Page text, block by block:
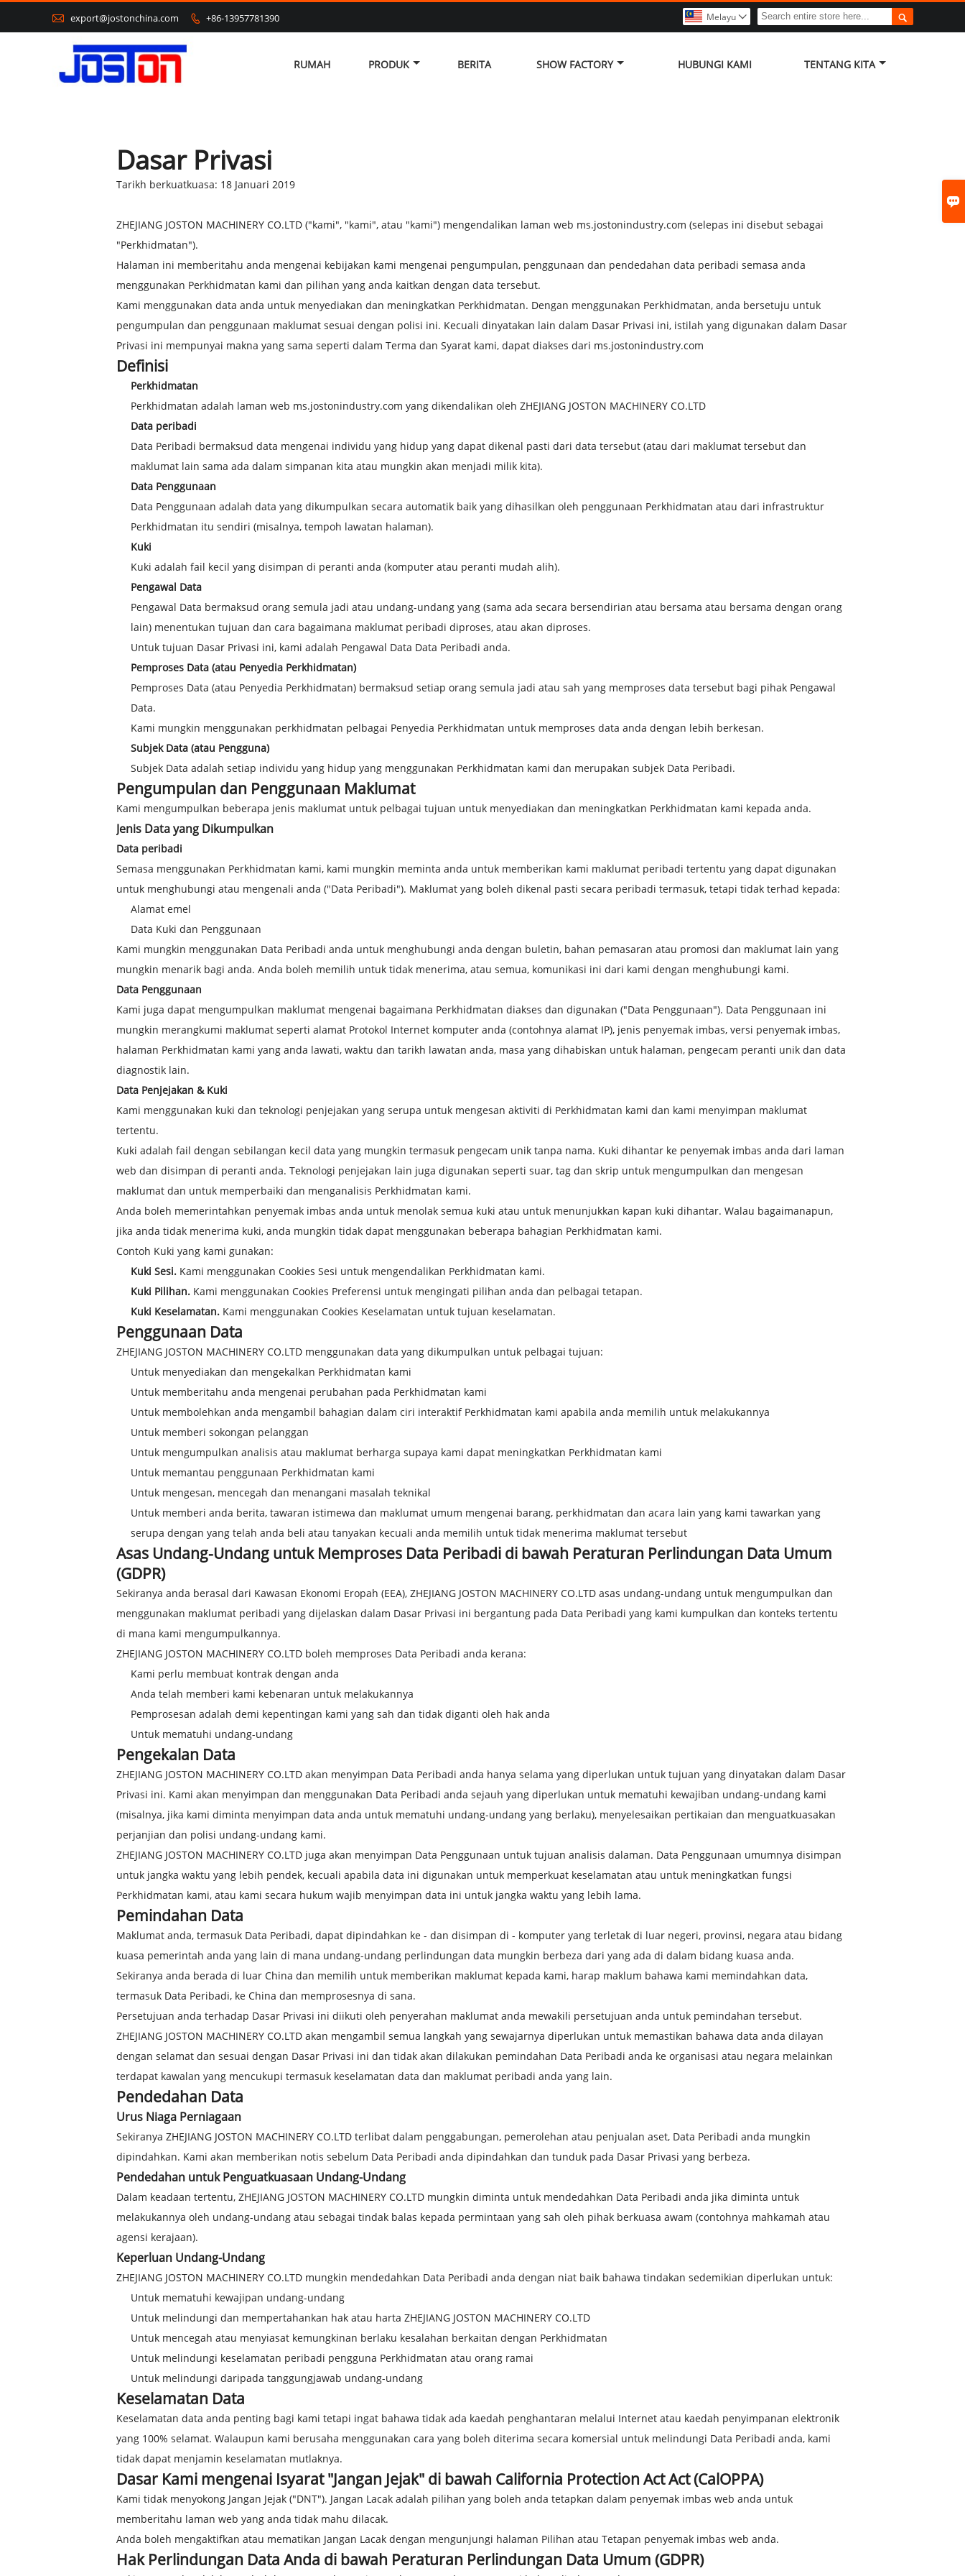

 export@jostonchina.com  +86-13957781390 
Melayu 
RUMAH PRODUK BERITA SHOW FACTORY HUBUNGI KAMI TENTANG KITA
Dasar Privasi
Tarikh berkuatkuasa: 18 Januari 2019
ZHEJIANG JOSTON MACHINERY CO.LTD ("kami", "kami", atau "kami") mengendalikan laman web ms.jostonindustry.com (selepas ini disebut sebagai
"Perkhidmatan").
Halaman ini memberitahu anda mengenai kebijakan kami mengenai pengumpulan, penggunaan dan pendedahan data peribadi semasa anda
menggunakan Perkhidmatan kami dan pilihan yang anda kaitkan dengan data tersebut.
Kami menggunakan data anda untuk menyediakan dan meningkatkan Perkhidmatan. Dengan menggunakan Perkhidmatan, anda bersetuju untuk
pengumpulan dan penggunaan maklumat sesuai dengan polisi ini. Kecuali dinyatakan lain dalam Dasar Privasi ini, istilah yang digunakan dalam Dasar
Privasi ini mempunyai makna yang sama seperti dalam Terma dan Syarat kami, dapat diakses dari ms.jostonindustry.com
Definisi
Perkhidmatan
Perkhidmatan adalah laman web ms.jostonindustry.com yang dikendalikan oleh ZHEJIANG JOSTON MACHINERY CO.LTD
Data peribadi
Data Peribadi bermaksud data mengenai individu yang hidup yang dapat dikenal pasti dari data tersebut (atau dari maklumat tersebut dan
maklumat lain sama ada dalam simpanan kita atau mungkin akan menjadi milik kita).
Data Penggunaan
Data Penggunaan adalah data yang dikumpulkan secara automatik baik yang dihasilkan oleh penggunaan Perkhidmatan atau dari infrastruktur
Perkhidmatan itu sendiri (misalnya, tempoh lawatan halaman).
Kuki
Kuki adalah fail kecil yang disimpan di peranti anda (komputer atau peranti mudah alih).
Pengawal Data
Pengawal Data bermaksud orang semula jadi atau undang-undang yang (sama ada secara bersendirian atau bersama atau bersama dengan orang
lain) menentukan tujuan dan cara bagaimana maklumat peribadi diproses, atau akan diproses.
Untuk tujuan Dasar Privasi ini, kami adalah Pengawal Data Data Peribadi anda.
Pemproses Data (atau Penyedia Perkhidmatan)
Pemproses Data (atau Penyedia Perkhidmatan) bermaksud setiap orang semula jadi atau sah yang memproses data tersebut bagi pihak Pengawal
Data.
Kami mungkin menggunakan perkhidmatan pelbagai Penyedia Perkhidmatan untuk memproses data anda dengan lebih berkesan.
Subjek Data (atau Pengguna)
Subjek Data adalah setiap individu yang hidup yang menggunakan Perkhidmatan kami dan merupakan subjek Data Peribadi.
Pengumpulan dan Penggunaan Maklumat
Kami mengumpulkan beberapa jenis maklumat untuk pelbagai tujuan untuk menyediakan dan meningkatkan Perkhidmatan kami kepada anda.
Jenis Data yang Dikumpulkan
Data peribadi
Semasa menggunakan Perkhidmatan kami, kami mungkin meminta anda untuk memberikan kami maklumat peribadi tertentu yang dapat digunakan
untuk menghubungi atau mengenali anda ("Data Peribadi"). Maklumat yang boleh dikenal pasti secara peribadi termasuk, tetapi tidak terhad kepada:
Alamat emel
Data Kuki dan Penggunaan
Kami mungkin menggunakan Data Peribadi anda untuk menghubungi anda dengan buletin, bahan pemasaran atau promosi dan maklumat lain yang
mungkin menarik bagi anda. Anda boleh memilih untuk tidak menerima, atau semua, komunikasi ini dari kami dengan menghubungi kami.
Data Penggunaan
Kami juga dapat mengumpulkan maklumat mengenai bagaimana Perkhidmatan diakses dan digunakan ("Data Penggunaan"). Data Penggunaan ini
mungkin merangkumi maklumat seperti alamat Protokol Internet komputer anda (contohnya alamat IP), jenis penyemak imbas, versi penyemak imbas,
halaman Perkhidmatan kami yang anda lawati, waktu dan tarikh lawatan anda, masa yang dihabiskan untuk halaman, pengecam peranti unik dan data
diagnostik lain.
Data Penjejakan & Kuki
Kami menggunakan kuki dan teknologi penjejakan yang serupa untuk mengesan aktiviti di Perkhidmatan kami dan kami menyimpan maklumat
tertentu.
Kuki adalah fail dengan sebilangan kecil data yang mungkin termasuk pengecam unik tanpa nama. Kuki dihantar ke penyemak imbas anda dari laman
web dan disimpan di peranti anda. Teknologi penjejakan lain juga digunakan seperti suar, tag dan skrip untuk mengumpulkan dan mengesan
maklumat dan untuk memperbaiki dan menganalisis Perkhidmatan kami.
Anda boleh memerintahkan penyemak imbas anda untuk menolak semua kuki atau untuk menunjukkan kapan kuki dihantar. Walau bagaimanapun,
jika anda tidak menerima kuki, anda mungkin tidak dapat menggunakan beberapa bahagian Perkhidmatan kami.
Contoh Kuki yang kami gunakan:
Kuki Sesi. Kami menggunakan Cookies Sesi untuk mengendalikan Perkhidmatan kami.
Kuki Pilihan. Kami menggunakan Cookies Preferensi untuk mengingati pilihan anda dan pelbagai tetapan.
Kuki Keselamatan. Kami menggunakan Cookies Keselamatan untuk tujuan keselamatan.
Penggunaan Data
ZHEJIANG JOSTON MACHINERY CO.LTD menggunakan data yang dikumpulkan untuk pelbagai tujuan:
Untuk menyediakan dan mengekalkan Perkhidmatan kami
Untuk memberitahu anda mengenai perubahan pada Perkhidmatan kami
Untuk membolehkan anda mengambil bahagian dalam ciri interaktif Perkhidmatan kami apabila anda memilih untuk melakukannya
Untuk memberi sokongan pelanggan
Untuk mengumpulkan analisis atau maklumat berharga supaya kami dapat meningkatkan Perkhidmatan kami
Untuk memantau penggunaan Perkhidmatan kami
Untuk mengesan, mencegah dan menangani masalah teknikal
Untuk memberi anda berita, tawaran istimewa dan maklumat umum mengenai barang, perkhidmatan dan acara lain yang kami tawarkan yang
serupa dengan yang telah anda beli atau tanyakan kecuali anda memilih untuk tidak menerima maklumat tersebut
Asas Undang-Undang untuk Memproses Data Peribadi di bawah Peraturan Perlindungan Data Umum
(GDPR)
Sekiranya anda berasal dari Kawasan Ekonomi Eropah (EEA), ZHEJIANG JOSTON MACHINERY CO.LTD asas undang-undang untuk mengumpulkan dan
menggunakan maklumat peribadi yang dijelaskan dalam Dasar Privasi ini bergantung pada Data Peribadi yang kami kumpulkan dan konteks tertentu
di mana kami mengumpulkannya.
ZHEJIANG JOSTON MACHINERY CO.LTD boleh memproses Data Peribadi anda kerana:
Kami perlu membuat kontrak dengan anda
Anda telah memberi kami kebenaran untuk melakukannya
Pemprosesan adalah demi kepentingan kami yang sah dan tidak diganti oleh hak anda
Untuk mematuhi undang-undang
Pengekalan Data
ZHEJIANG JOSTON MACHINERY CO.LTD akan menyimpan Data Peribadi anda hanya selama yang diperlukan untuk tujuan yang dinyatakan dalam Dasar
Privasi ini. Kami akan menyimpan dan menggunakan Data Peribadi anda sejauh yang diperlukan untuk mematuhi kewajiban undang-undang kami
(misalnya, jika kami diminta menyimpan data anda untuk mematuhi undang-undang yang berlaku), menyelesaikan pertikaian dan menguatkuasakan
perjanjian dan polisi undang-undang kami.
ZHEJIANG JOSTON MACHINERY CO.LTD juga akan menyimpan Data Penggunaan untuk tujuan analisis dalaman. Data Penggunaan umumnya disimpan
untuk jangka waktu yang lebih pendek, kecuali apabila data ini digunakan untuk memperkuat keselamatan atau untuk meningkatkan fungsi
Perkhidmatan kami, atau kami secara hukum wajib menyimpan data ini untuk jangka waktu yang lebih lama.
Pemindahan Data
Maklumat anda, termasuk Data Peribadi, dapat dipindahkan ke - dan disimpan di - komputer yang terletak di luar negeri, provinsi, negara atau bidang
kuasa pemerintah anda yang lain di mana undang-undang perlindungan data mungkin berbeza dari yang ada di dalam bidang kuasa anda.
Sekiranya anda berada di luar China dan memilih untuk memberikan maklumat kepada kami, harap maklum bahawa kami memindahkan data,
termasuk Data Peribadi, ke China dan memprosesnya di sana.
Persetujuan anda terhadap Dasar Privasi ini diikuti oleh penyerahan maklumat anda mewakili persetujuan anda untuk pemindahan tersebut.
ZHEJIANG JOSTON MACHINERY CO.LTD akan mengambil semua langkah yang sewajarnya diperlukan untuk memastikan bahawa data anda dilayan
dengan selamat dan sesuai dengan Dasar Privasi ini dan tidak akan dilakukan pemindahan Data Peribadi anda ke organisasi atau negara melainkan
terdapat kawalan yang mencukupi termasuk keselamatan data dan maklumat peribadi anda yang lain.
Pendedahan Data
Urus Niaga Perniagaan
Sekiranya ZHEJIANG JOSTON MACHINERY CO.LTD terlibat dalam penggabungan, pemerolehan atau penjualan aset, Data Peribadi anda mungkin
dipindahkan. Kami akan memberikan notis sebelum Data Peribadi anda dipindahkan dan tunduk pada Dasar Privasi yang berbeza.
Pendedahan untuk Penguatkuasaan Undang-Undang
Dalam keadaan tertentu, ZHEJIANG JOSTON MACHINERY CO.LTD mungkin diminta untuk mendedahkan Data Peribadi anda jika diminta untuk
melakukannya oleh undang-undang atau sebagai tindak balas kepada permintaan yang sah oleh pihak berkuasa awam (contohnya mahkamah atau
agensi kerajaan).
Keperluan Undang-Undang
ZHEJIANG JOSTON MACHINERY CO.LTD mungkin mendedahkan Data Peribadi anda dengan niat baik bahawa tindakan sedemikian diperlukan untuk:
Untuk mematuhi kewajipan undang-undang
Untuk melindungi dan mempertahankan hak atau harta ZHEJIANG JOSTON MACHINERY CO.LTD
Untuk mencegah atau menyiasat kemungkinan berlaku kesalahan berkaitan dengan Perkhidmatan
Untuk melindungi keselamatan peribadi pengguna Perkhidmatan atau orang ramai
Untuk melindungi daripada tanggungjawab undang-undang
Keselamatan Data
Keselamatan data anda penting bagi kami tetapi ingat bahawa tidak ada kaedah penghantaran melalui Internet atau kaedah penyimpanan elektronik
yang 100% selamat. Walaupun kami berusaha menggunakan cara yang boleh diterima secara komersial untuk melindungi Data Peribadi anda, kami
tidak dapat menjamin keselamatan mutlaknya.
Dasar Kami mengenai Isyarat "Jangan Jejak" di bawah California Protection Act Act (CalOPPA)
Kami tidak menyokong Jangan Jejak ("DNT"). Jangan Lacak adalah pilihan yang boleh anda tetapkan dalam penyemak imbas web anda untuk
memberitahu laman web yang anda tidak mahu dilacak.
Anda boleh mengaktifkan atau mematikan Jangan Lacak dengan mengunjungi halaman Pilihan atau Tetapan penyemak imbas web anda.
Hak Perlindungan Data Anda di bawah Peraturan Perlindungan Data Umum (GDPR)